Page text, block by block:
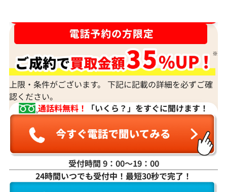
K18WG ダイヤモンド ネックレス 3.31ct
K18 ダイヤモン
上限・条件がございます。 下記に記載の詳細を必ずご確
認ください。
通話料無料！
「いくら？」をすぐに聞けます！
受付時間 9：00〜19：00
24時間いつでも受付中！最短30秒で完了！